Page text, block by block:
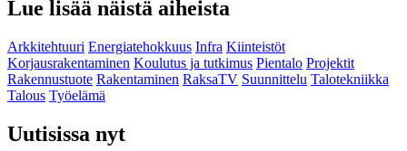
Lue lisää näistä aiheista
Arkkitehtuuri Energiatehokkuus Infra Kiinteistöt
Korjausrakentaminen Koulutus ja tutkimus Pientalo Projektit
Rakennustuote Rakentaminen RaksaTV Suunnittelu Talotekniikka
Talous Työelämä
Uutisissa nyt